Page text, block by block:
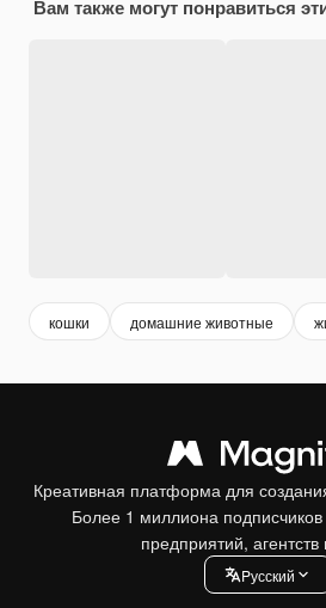
Вам также могут понравиться
кошки домашние животные
Креативная платформа для
Более 1 миллиона подписчиков
предприятий, агентств
Pусский